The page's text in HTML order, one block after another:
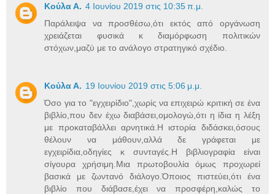
Κούλα Α. 4 Ιουνίου 2019 στις 10:35 π.μ.
Παράλειψα να προσθέσω,ότι εκτός από οργάνωση
χρειάζεται φυσικά κ διαμόρφωση πολιτικών
στόχων,μαζύ με το ανάλογο στρατηγικό σχέδιο.
Κούλα Α. 19 Ιουνίου 2019 στις 5:06 μ.μ.
Όσο για το "εγχειρίδιο",χωρίς να επιχειρώ κριτική σε ένα
βιβλίο,που δεν έχω διαβάσει,ομολογώ,ότι η ίδια η λέξη
με προκαταβάλλει αρνητικά.Η ιστορία διδάσκει,όσους
θέλουν να μάθουν,αλλά δε γράφεται με
εγχειρίδια,οδηγίες κ συνταγές.Η βιβλιογραφία είναι
σίγουρα χρήσιμη.Μια πρωτοβουλία όμως προχωρεί
βασικά με ζωντανό διάλογο.Όποιος πιστεύει,ότι ένα
βιβλίο που διάβασε,έχει να προσφέρη,καλώς το